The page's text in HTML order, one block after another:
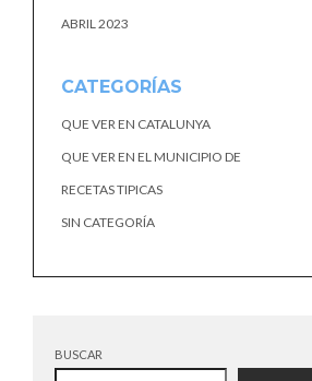
ABRIL 2023
CATEGORÍAS
QUE VER EN CATALUNYA
QUE VER EN EL MUNICIPIO DE
RECETAS TIPICAS
SIN CATEGORÍA
BUSCAR